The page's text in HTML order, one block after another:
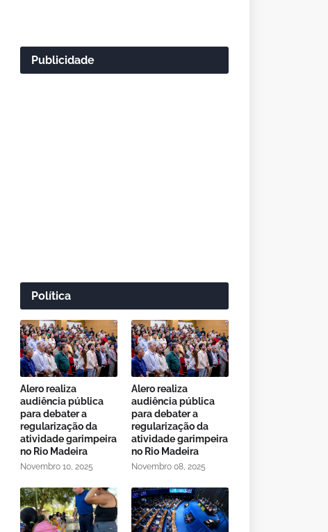
Publicidade
Política
Alero realiza
audiência pública
para debater a
regularização da
atividade garimpeira
no Rio Madeira
Novembro 10, 2025
Alero realiza
audiência pública
para debater a
regularização da
atividade garimpeira
no Rio Madeira
Novembro 08, 2025